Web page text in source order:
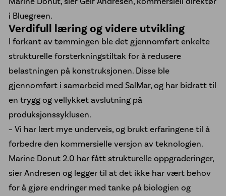
i Bluegreen.
Verdifull læring og videre utvikling
I forkant av tømmingen ble det gjennomført enkelte
strukturelle forsterkningstiltak for å redusere
belastningen på konstruksjonen. Disse ble
gjennomført i samarbeid med SalMar, og har bidratt til
en trygg og vellykket avslutning på
produksjonssyklusen.
– Vi har lært mye underveis, og brukt erfaringene til å
forbedre den kommersielle versjon av teknologien.
Marine Donut 2.0 har fått strukturelle oppgraderinger,
sier Andresen og legger til at det ikke har vært behov
for å gjøre endringer med tanke på biologien og